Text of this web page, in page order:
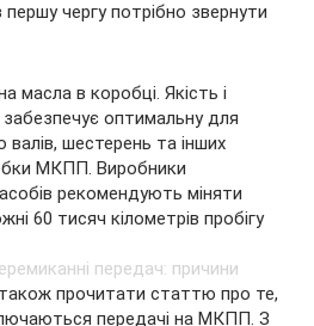
чергу потрібно звернути
масла в коробці. Якість і
забезпечує оптимальну для
шестерень та інших
МКПП. Виробники
рекомендують міняти
60 тисяч кілометрів пробігу
прочитати статтю про те,
передачі на МКПП. З